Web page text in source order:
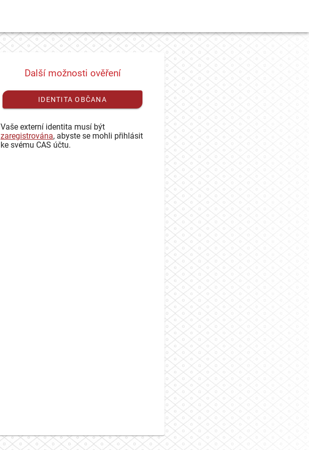
Další možnosti ověření
IDENTITA OBČANA
Vaše externí identita musí být
zaregistrována, abyste se mohli přihlásit
ke svému CAS účtu.